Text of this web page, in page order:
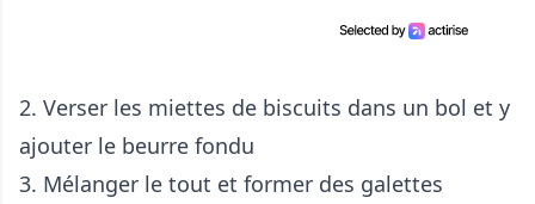
2. Verser les miettes de biscuits dans un bol et y
ajouter le beurre fondu
3. Mélanger le tout et former des galettes